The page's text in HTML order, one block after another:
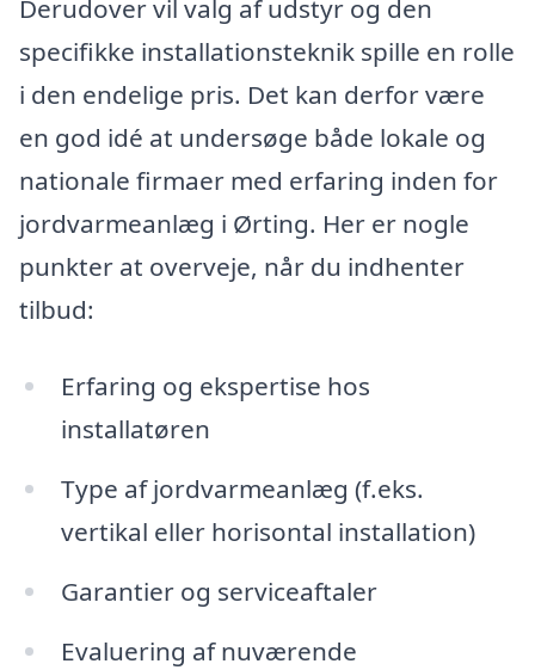
Derudover vil valg af udstyr og den
specifikke installationsteknik spille en rolle
i den endelige pris. Det kan derfor være
en god idé at undersøge både lokale og
nationale firmaer med erfaring inden for
jordvarmeanlæg i Ørting. Her er nogle
punkter at overveje, når du indhenter
tilbud:
Erfaring og ekspertise hos
installatøren
Type af jordvarmeanlæg (f.eks.
vertikal eller horisontal installation)
Garantier og serviceaftaler
Evaluering af nuværende